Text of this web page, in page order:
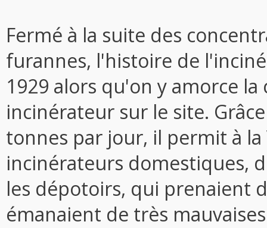
Fermé à la suite des
furannes, l'histoire de
1929 alors qu'on y amorce
incinérateur sur le site.
tonnes par jour, il permit à
incinérateurs domestiques,
les dépotoirs, qui prenaient
émanaient de très